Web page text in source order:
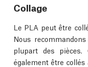
Collage
Le PLA peut être
Nous
plupart des pièces.
également être collés